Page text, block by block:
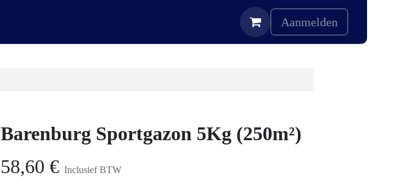
Aanmelden
Barenburg Sportgazon 5Kg (250m²)
58,60 € Inclusief BTW